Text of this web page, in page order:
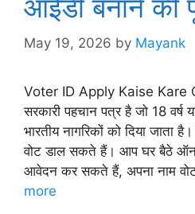
आईडी बनाने की
May 19, 2026 by Mayank
Voter ID Apply Kaise Kare
सरकारी पहचान पत्र है जो 18
भारतीय नागरिकों को दिया
वोट डाल सकते हैं। आप घर बैठे
आवेदन कर सकते हैं, अपना नाम
more